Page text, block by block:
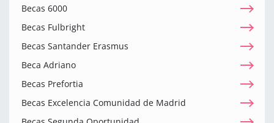
Becas 6000
Becas Fulbright
Becas Santander Erasmus
Beca Adriano
Becas Prefortia
Becas Excelencia Comunidad de Madrid